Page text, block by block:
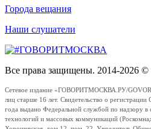
Города вещания
Наши слушатели
Все права защищены. 2014-2026 ©
Сетевое издание «ГОВОРИТМОСКВА.РУ/
лиц старше 16 лет. Свидетельство о
года выдано Федеральной службой по надзору в
технологий и массовых коммуникаций